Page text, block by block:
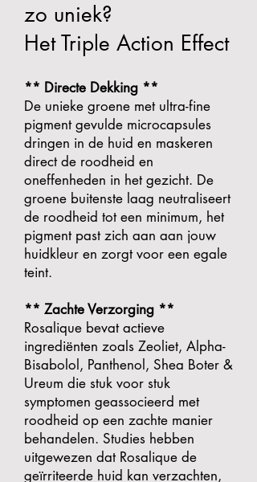
zo uniek?
Het Triple Action Effect
** Directe Dekking **
De unieke groene met ultra-fine
pigment gevulde microcapsules
dringen in de huid en maskeren
direct de roodheid en
oneffenheden in het gezicht. De
groene buitenste laag neutraliseert
de roodheid tot een minimum, het
pigment past zich aan aan jouw
huidkleur en zorgt voor een egale
teint.
** Zachte Verzorging **
Rosalique bevat actieve
ingrediënten zoals Zeoliet, Alpha-
Bisabolol, Panthenol, Shea Boter &
Ureum die stuk voor stuk
symptomen geassocieerd met
roodheid op een zachte manier
behandelen. Studies hebben
uitgewezen dat Rosalique de
geïrriteerde huid kan verzachten,